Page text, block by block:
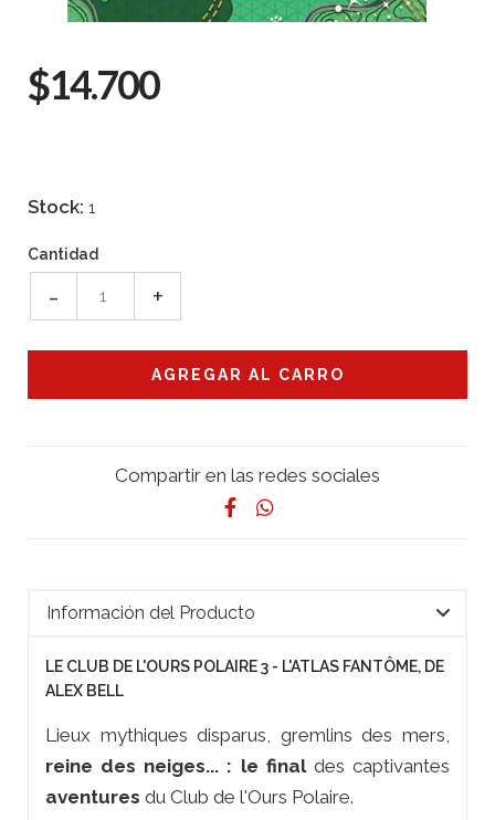
$14.700
Stock: 1
Cantidad
- +
Compartir en las redes sociales
Información del Producto
LE CLUB DE L'OURS POLAIRE 3 - L'ATLAS FANTÔME, DE
ALEX BELL
Lieux mythiques disparus, gremlins des mers,
reine des neiges... : le finaldes captivantes
aventures du Club de l'Ours Polaire.